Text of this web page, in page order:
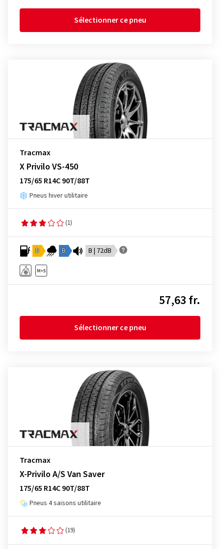
Sélectionner ce pneu
Tracmax
X Privilo VS-450
175/65 R14C 90T/88T
Pneus hiver utilitaire
(1)
D B B | 72dB
57,63 fr.
Sélectionner ce pneu
Tracmax
X-Privilo A/S Van Saver
175/65 R14C 90T/88T
Pneus 4 saisons utilitaire
(19)